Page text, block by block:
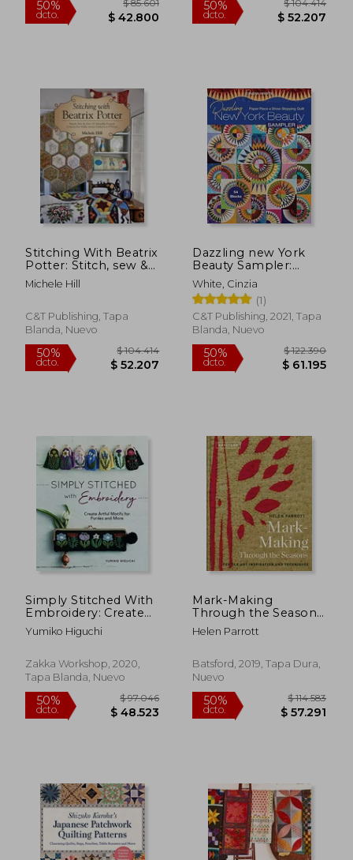
$
Stitching With Beatrix
Potter: Stitch, sew &
Give 10 Adorable
Projects Featuring
Puddle-Duck &
Friends (en Inglés)
Michele Hill
C&T Publishing, Tapa
Blanda, Nuevo
50%
dcto.
$ 104.414
$ 52.207
Dazzling new York
Beauty Sampler:
Paper Piece a Show-
Stopping Quilt; 54
Blocks (en Inglés)
White, Cinzia
(1)
C&T Publishing, 2021, Tapa
Blanda, Nuevo
50%
dcto.
Simply Stitched With
Embroidery: Create
Artful Motifs for
Purses and More (en
Yumiko Higuchi
Zakka Workshop, 2020,
Tapa Blanda, Nuevo
Mark-Making
Through the Seasons:
Textile art Inspiration
and Techniques (en
Helen Parrott
Batsford, 2019, Tapa Dura,
Nuevo